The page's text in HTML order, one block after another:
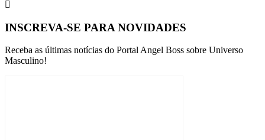
INSCREVA-SE PARA NOVIDADES
Receba as últimas notícias do Portal Angel Boss sobre Universo
Masculino!